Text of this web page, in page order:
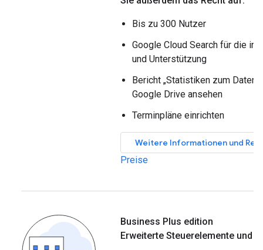
Bis zu 300 Nutzer
Google Cloud Search für die
und Unterstützung
Bericht „Statistiken zum
Google Drive ansehen
Terminpläne einrichten
Weitere Informationen und
Preise
Business Plus edition
Erweiterte Steuerelemente und